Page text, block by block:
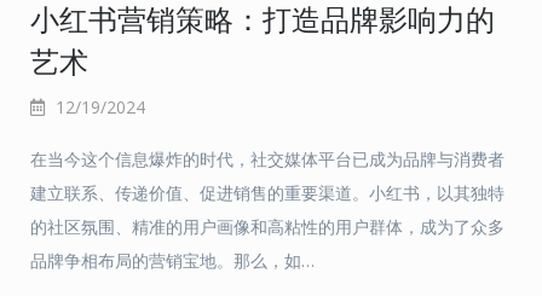
小红书营销策略：打造品牌影响力的
艺术
12/19/2024
在当今这个信息爆炸的时代，社交媒体平台已成为品牌与消费者
建立联系、传递价值、促进销售的重要渠道。小红书，以其独特
的社区氛围、精准的用户画像和高粘性的用户群体，成为了众多
品牌争相布局的营销宝地。那么，如…